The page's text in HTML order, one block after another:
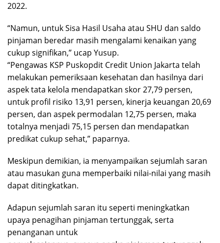
2022.
“Namun, untuk Sisa Hasil Usaha atau SHU dan saldo
pinjaman beredar masih mengalami kenaikan yang
cukup signifikan,” ucap Yusup.
“Pengawas KSP Puskopdit Credit Union Jakarta telah
melakukan pemeriksaan kesehatan dan hasilnya dari
aspek tata kelola mendapatkan skor 27,79 persen,
untuk profil risiko 13,91 persen, kinerja keuangan 20,69
persen, dan aspek permodalan 12,75 persen, maka
totalnya menjadi 75,15 persen dan mendapatkan
predikat cukup sehat,” paparnya.
Meskipun demikian, ia menyampaikan sejumlah saran
atau masukan guna memperbaiki nilai-nilai yang masih
dapat ditingkatkan.
Adapun sejumlah saran itu seperti meningkatkan
upaya penagihan pinjaman tertunggak, serta
penanganan untuk